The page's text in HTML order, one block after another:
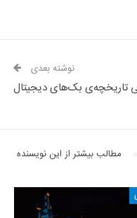
نوشته بعدی
تاریخچه‌ی بک‌های دیجیتال
مطالب بیشتر از این نویسنده